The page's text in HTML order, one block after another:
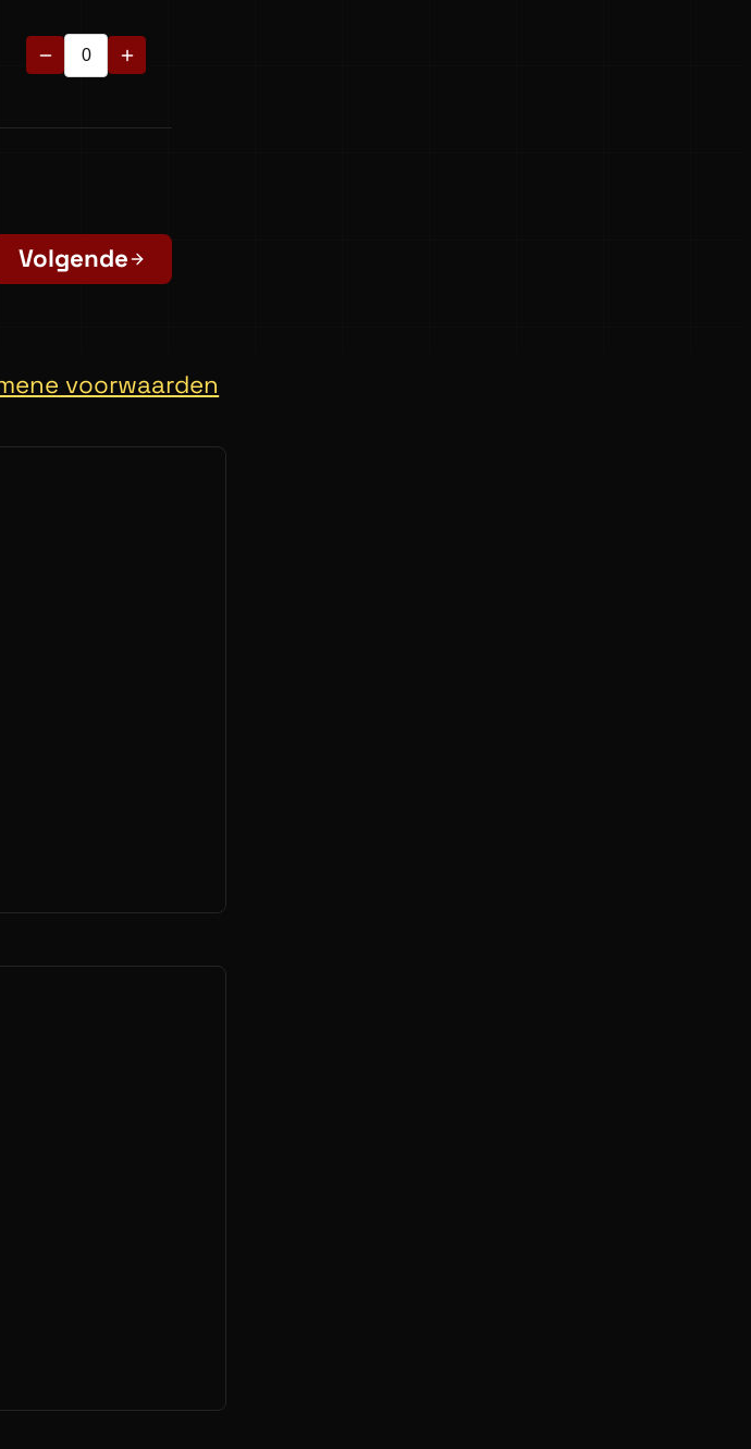
Volgende
voorwaarden